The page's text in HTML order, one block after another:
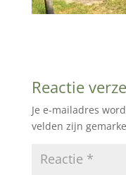
Reactie
Je e-mailadres
velden zijn